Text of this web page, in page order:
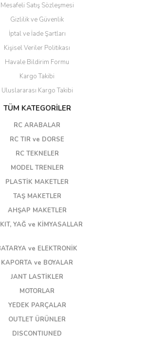
Mesafeli Satış Sözleşmesi
Gizlilik ve Güvenlik
İptal ve İade Şartları
Kişisel Veriler Politikası
Havale Bildirim Formu
Kargo Takibi
Uluslararası Kargo Takibi
TÜM KATEGORİLER
RC ARABALAR
RC TIR ve DORSE
RC TEKNELER
MODEL TRENLER
PLASTİK MAKETLER
TAŞ MAKETLER
AHŞAP MAKETLER
YAĞ ve KİMYASALLAR
ve ELEKTRONİK
KAPORTA ve BOYALAR
JANT LASTİKLER
MOTORLAR
YEDEK PARÇALAR
OUTLET ÜRÜNLER
DISCONTIUNED